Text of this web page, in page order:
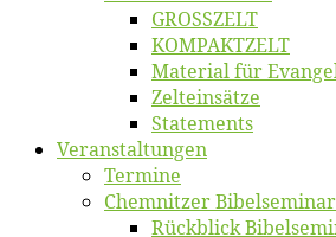
GROSSZELT
KOMPAKTZELT
Ma­te­ri­al für
Zelt­ein­sät­ze
State­ments
Ver­an­stal­tun­gen
Ter­mi­ne
Chemnit­zer Bibelseminar
Rück­blick